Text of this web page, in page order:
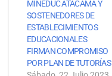
MINEDUC ATACAMA Y
SOSTENEDORES DE
ESTABLECIMIENTOS
EDUCACIONALES
FIRMAN COMPROMISO
POR PLAN DE TUTORÍAS